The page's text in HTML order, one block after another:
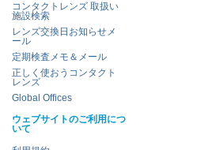
コンタクトレンズ 取扱い
施設検索
レンズ交換日お知らせメ
ール
定期検査メモ＆メール
正しく使おうコンタクト
レンズ
Global Offices
ウェブサイトのご利用につ
いて